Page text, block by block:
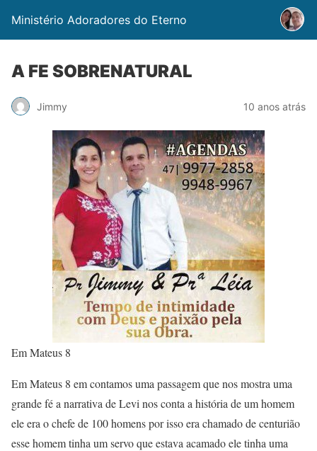
Ministério Adoradores do Eterno
A FE SOBRENATURAL
Jimmy 10 anos atrás
Em Mateus 8
Em Mateus 8 em contamos uma passagem que nos mostra uma
grande fé a narrativa de Levi nos conta a história de um homem
ele era o chefe de 100 homens por isso era chamado de centurião
esse homem tinha um servo que estava acamado ele tinha uma